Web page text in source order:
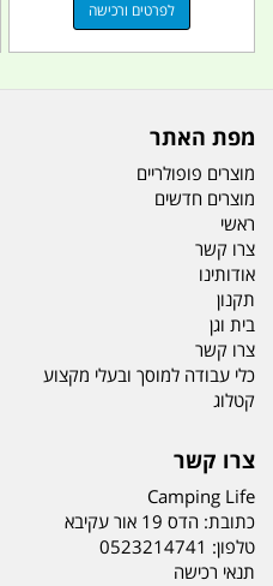
לפרטים ורכישה
מפת האתר
מוצרים פופולריים
מוצרים חדשים
ראשי
צרו קשר
אודותינו
תקנון
בית וגן
צרו קשר
כלי עבודה למוסך ובעלי מקצוע
קטלוג
צרו קשר
Camping Life
כתובת: הדס 19 אור עקיבא
טלפון: 0523214741
תנאי רכישה